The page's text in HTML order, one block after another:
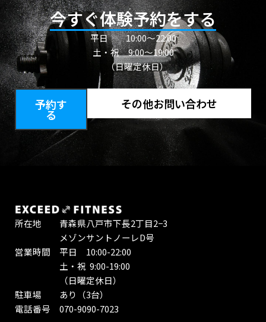
今すぐ体験予約をする
平日10:00〜22:00
土・祝 9:00～19:00
（日曜定休日）
予約す
る
その他お問い合わせ
所在地 青森県八戸市下長2丁目2−3
メゾンサントノーレD号
営業時間 平日 10:00-22:00
土・祝 9:00-19:00
（日曜定休日）
駐車場 あり（3台）
電話番号 070-9090-7023